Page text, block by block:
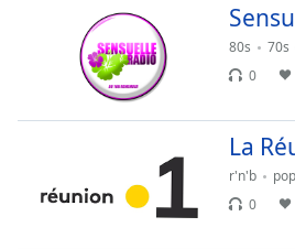
80s 70s
0
La
r'n'b pop
0